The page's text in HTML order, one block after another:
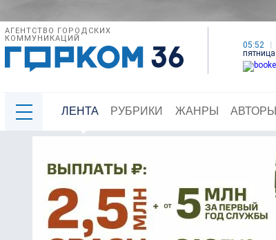
АГЕНТСТВО ГОРОДСКИХ
КОММУНИКАЦИЙ
05:52
пятница
ЛЕНТА РУБРИКИ ЖАНРЫ АВТОРЫ